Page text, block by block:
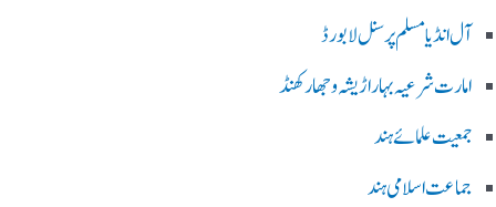
آل انڈیا مسلم پرسنل لا بورڈ
امارت شرعیہ بہار اڑیشہ و جھارکھنڈ
جمعیت علمائے ہند
جماعت اسلامی ہند